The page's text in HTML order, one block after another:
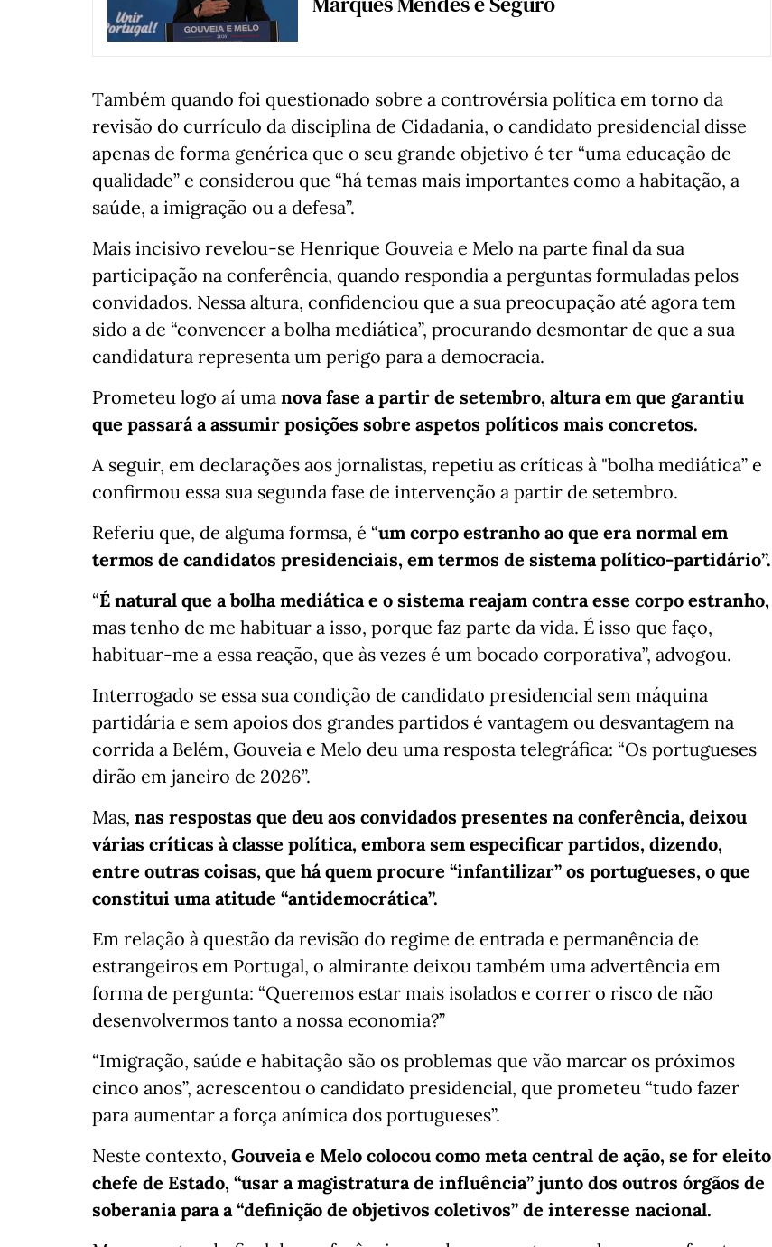
Também quando foi questionado sobre a controvérsia política em torno da
revisão do currículo da disciplina de Cidadania, o candidato presidencial disse
apenas de forma genérica que o seu grande objetivo é ter “uma educação de
qualidade” e considerou que “há temas mais importantes como a habitação, a
saúde, a imigração ou a defesa”.
Mais incisivo revelou-se Henrique Gouveia e Melo na parte final da sua
participação na conferência, quando respondia a perguntas formuladas pelos
convidados. Nessa altura, confidenciou que a sua preocupação até agora tem
sido a de “convencer a bolha mediática”, procurando desmontar de que a sua
candidatura representa um perigo para a democracia.
Prometeu logo aí uma nova fase a partir de setembro, altura em que garantiu
que passará a assumir posições sobre aspetos políticos mais concretos.
A seguir, em declarações aos jornalistas, repetiu as críticas à "bolha mediática” e
confirmou essa sua segunda fase de intervenção a partir de setembro.
Referiu que, de alguma formsa, é “um corpo estranho ao que era normal em
termos de candidatos presidenciais, em termos de sistema político-partidário”.
“É natural que a bolha mediática e o sistema reajam contra esse corpo estranho,
mas tenho de me habituar a isso, porque faz parte da vida. É isso que faço,
habituar-me a essa reação, que às vezes é um bocado corporativa”, advogou.
Interrogado se essa sua condição de candidato presidencial sem máquina
partidária e sem apoios dos grandes partidos é vantagem ou desvantagem na
corrida a Belém, Gouveia e Melo deu uma resposta telegráfica: “Os portugueses
dirão em janeiro de 2026”.
Mas, nas respostas que deu aos convidados presentes na conferência, deixou
várias críticas à classe política, embora sem especificar partidos, dizendo,
entre outras coisas, que há quem procure “infantilizar” os portugueses, o que
constitui uma atitude “antidemocrática”.
Em relação à questão da revisão do regime de entrada e permanência de
estrangeiros em Portugal, o almirante deixou também uma advertência em
forma de pergunta: “Queremos estar mais isolados e correr o risco de não
desenvolvermos tanto a nossa economia?”
“Imigração, saúde e habitação são os problemas que vão marcar os próximos
cinco anos”, acrescentou o candidato presidencial, que prometeu “tudo fazer
para aumentar a força anímica dos portugueses”.
Neste contexto, Gouveia e Melo colocou como meta central de ação, se for eleito
chefe de Estado, “usar a magistratura de influência” junto dos outros órgãos de
soberania para a “definição de objetivos coletivos” de interesse nacional.